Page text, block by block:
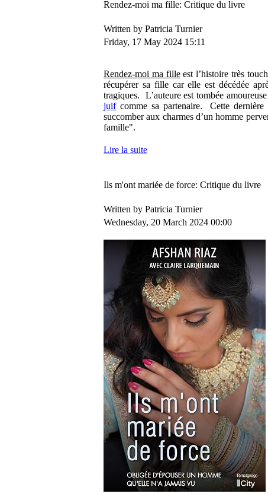
Rendez-moi ma fille: Critique du livre
Written by Patricia Turnier
Friday, 17 May 2024 15:11
Rendez-moi ma filleest l’histoire très
récupérer sa fille car elle est décédée
tragiques. L’auteure est tombée
juifcomme sa partenaire. Cette
succomber aux charmes d’un homme
famille".
Lire la suite
Ils m'ont mariée de force: Critique du livre
Written by Patricia Turnier
Wednesday, 20 March 2024 00:00